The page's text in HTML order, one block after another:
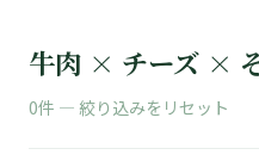
📚
牛肉 × チーズ ×
0件 — 絞り込みをリセット